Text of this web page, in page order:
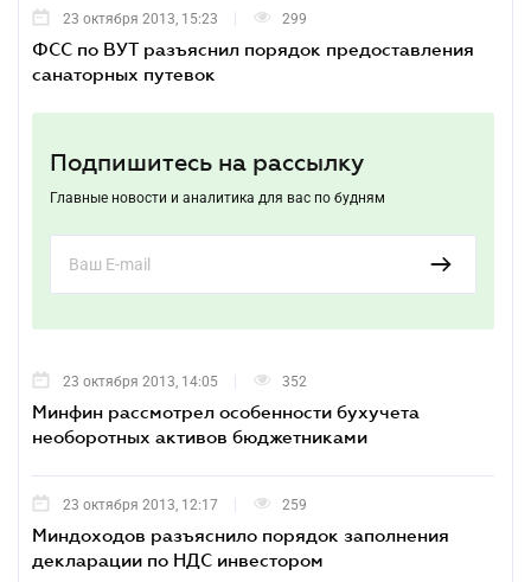
23 октября 2013, 15:23 299
ФСС по ВУТ разъяснил порядок предоставления
санаторных путевок
Подпишитесь на рассылку
Главные новости и аналитика для вас по будням
23 октября 2013, 14:05 352
Минфин рассмотрел особенности бухучета
необоротных активов бюджетниками
23 октября 2013, 12:17 259
Миндоходов разъяснило порядок заполнения
декларации по НДС инвестором